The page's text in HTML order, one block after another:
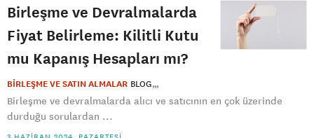
Birleşme ve Devralmalarda
Fiyat Belirleme: Kilitli Kutu
mu Kapanış Hesapları mı?
BİRLEŞME VE SATIN ALMALAR BLOG
Birleşme ve devralmalarda alıcı ve satıcının en çok üzerinde
durduğu sorulardan ...